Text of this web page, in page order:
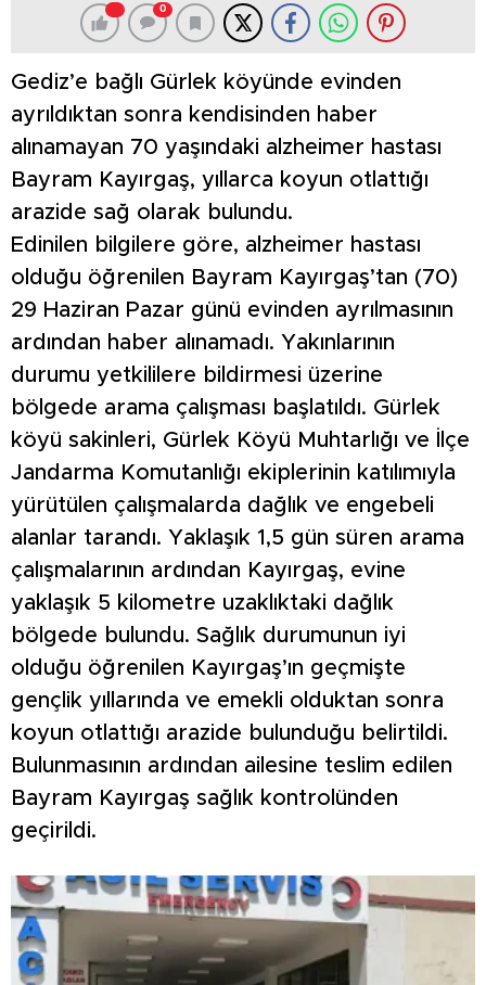
0
Gediz’e bağlı Gürlek köyünde evinden
ayrıldıktan sonra kendisinden haber
alınamayan 70 yaşındaki alzheimer hastası
Bayram Kayırgaş, yıllarca koyun otlattığı
arazide sağ olarak bulundu.
Edinilen bilgilere göre, alzheimer hastası
olduğu öğrenilen Bayram Kayırgaş’tan (70)
29 Haziran Pazar günü evinden ayrılmasının
ardından haber alınamadı. Yakınlarının
durumu yetkililere bildirmesi üzerine
bölgede arama çalışması başlatıldı. Gürlek
köyü sakinleri, Gürlek Köyü Muhtarlığı ve İlçe
Jandarma Komutanlığı ekiplerinin katılımıyla
yürütülen çalışmalarda dağlık ve engebeli
alanlar tarandı. Yaklaşık 1,5 gün süren arama
çalışmalarının ardından Kayırgaş, evine
yaklaşık 5 kilometre uzaklıktaki dağlık
bölgede bulundu. Sağlık durumunun iyi
olduğu öğrenilen Kayırgaş’ın geçmişte
gençlik yıllarında ve emekli olduktan sonra
koyun otlattığı arazide bulunduğu belirtildi.
Bulunmasının ardından ailesine teslim edilen
Bayram Kayırgaş sağlık kontrolünden
geçirildi.